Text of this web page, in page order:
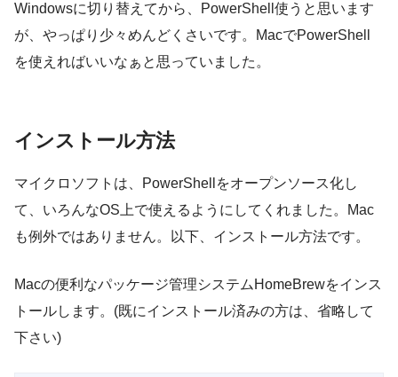
Windowsに切り替えてから、PowerShell使うと思います
が、やっぱり少々めんどくさいです。MacでPowerShell
を使えればいいなぁと思っていました。
インストール方法
マイクロソフトは、PowerShellをオープンソース化し
て、いろんなOS上で使えるようにしてくれました。Mac
も例外ではありません。以下、インストール方法です。
Macの便利なパッケージ管理システムHomeBrewをインス
トールします。(既にインストール済みの方は、省略して
下さい)